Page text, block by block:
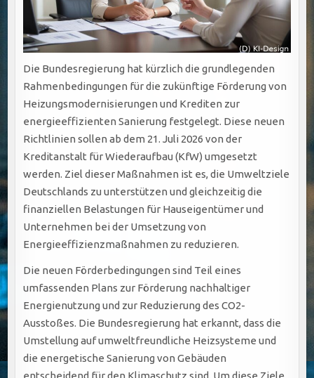
Die Bundesregierung hat kürzlich die grundlegenden
Rahmenbedingungen für die zukünftige Förderung von
Heizungsmodernisierungen und Krediten zur
energieeffizienten Sanierung festgelegt. Diese neuen
Richtlinien sollen ab dem 21. Juli 2026 von der
Kreditanstalt für Wiederaufbau (KfW) umgesetzt
werden. Ziel dieser Maßnahmen ist es, die Umweltziele
Deutschlands zu unterstützen und gleichzeitig die
finanziellen Belastungen für Hauseigentümer und
Unternehmen bei der Umsetzung von
Energieeffizienzmaßnahmen zu reduzieren.
Die neuen Förderbedingungen sind Teil eines
umfassenden Plans zur Förderung nachhaltiger
Energienutzung und zur Reduzierung des CO2-
Ausstoßes. Die Bundesregierung hat erkannt, dass die
Umstellung auf umweltfreundliche Heizsysteme und
die energetische Sanierung von Gebäuden
entscheidend für den Klimaschutz sind. Um diese Ziele